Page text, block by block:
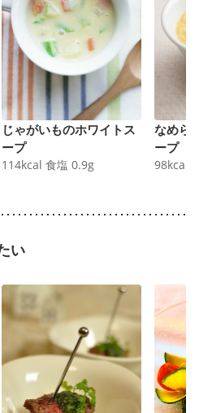
じゃがいものホワイトス
ープ
114kcal 食塩 0.9g
なめら
ープ
98kcal
い